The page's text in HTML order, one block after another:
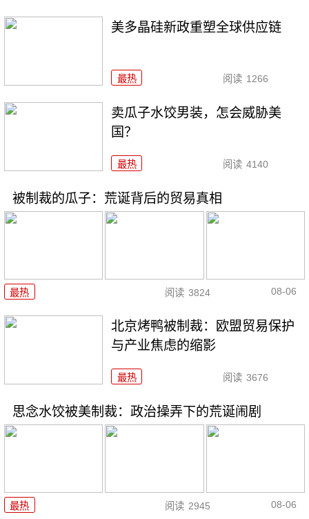
美多晶硅新政重塑全球供应链
最热 阅读 1266
卖瓜子水饺男装，怎会威胁美
国？
最热 阅读 4140
被制裁的瓜子：荒诞背后的贸易真相
最热 阅读 3824 08-06
北京烤鸭被制裁：欧盟贸易保护
与产业焦虑的缩影
最热 阅读 3676
思念水饺被美制裁：政治操弄下的荒诞闹剧
最热 阅读 2945 08-06